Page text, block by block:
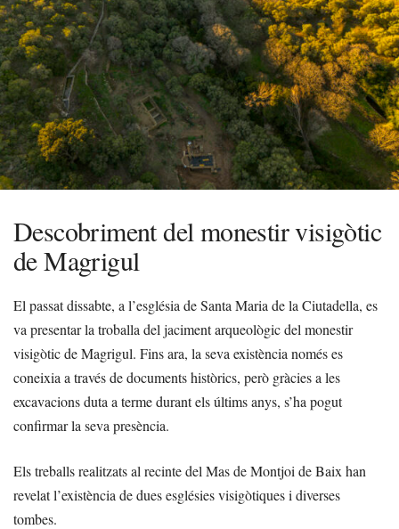
Descobriment del monestir visigòtic
de Magrigul
El passat dissabte, a l’església de Santa Maria de la Ciutadella, es
va presentar la troballa del jaciment arqueològic del monestir
visigòtic de Magrigul. Fins ara, la seva existència només es
coneixia a través de documents històrics, però gràcies a les
excavacions duta a terme durant els últims anys, s’ha pogut
confirmar la seva presència.
Els treballs realitzats al recinte del Mas de Montjoi de Baix han
revelat l’existència de dues esglésies visigòtiques i diverses
tombes.